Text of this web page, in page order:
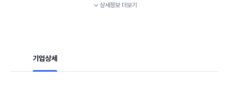
상세정보 더보기
기업상세